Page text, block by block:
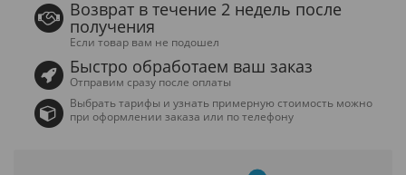
Возврат в течение 2 недель после
получения
Если товар вам не подошел
Быстро обработаем ваш заказ
Отправим сразу после оплаты
Выбрать тарифы и узнать примерную стоимость можно
при оформлении заказа или по телефону